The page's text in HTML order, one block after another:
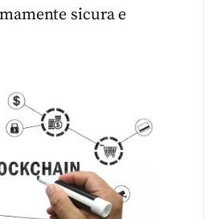
sicura e